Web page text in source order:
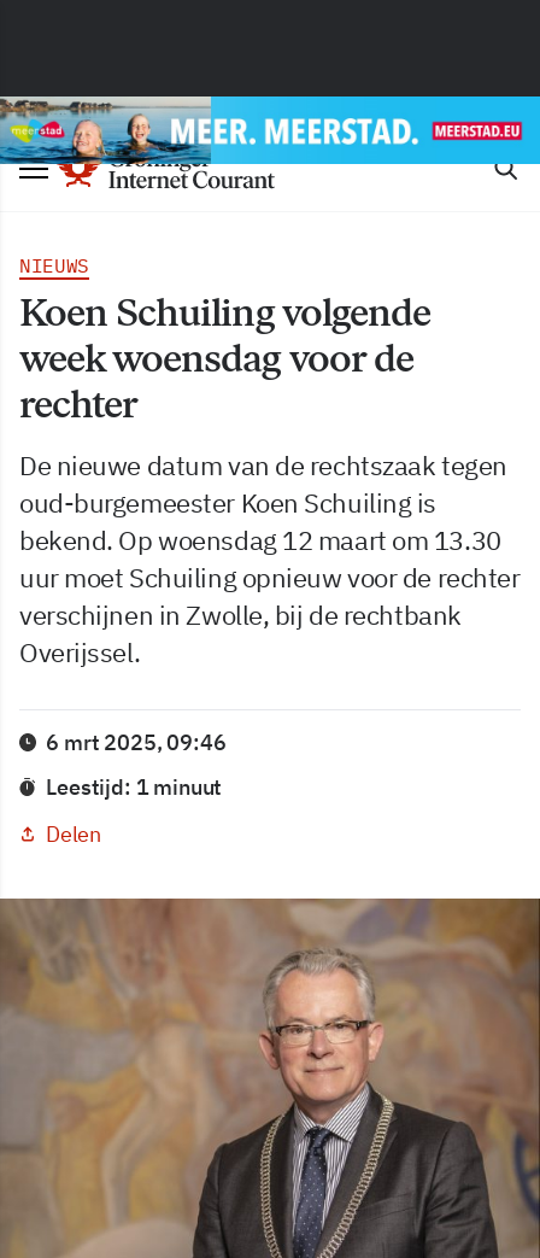
NIEUWS
Koen Schuiling volgende
week woensdag voor de
rechter
De nieuwe datum van de rechtszaak tegen
oud-burgemeester Koen Schuiling is
bekend. Op woensdag 12 maart om 13.30
uur moet Schuiling opnieuw voor de rechter
verschijnen in Zwolle, bij de rechtbank
Overijssel.
6 mrt 2025, 09:46
Leestijd: 1 minuut
Delen